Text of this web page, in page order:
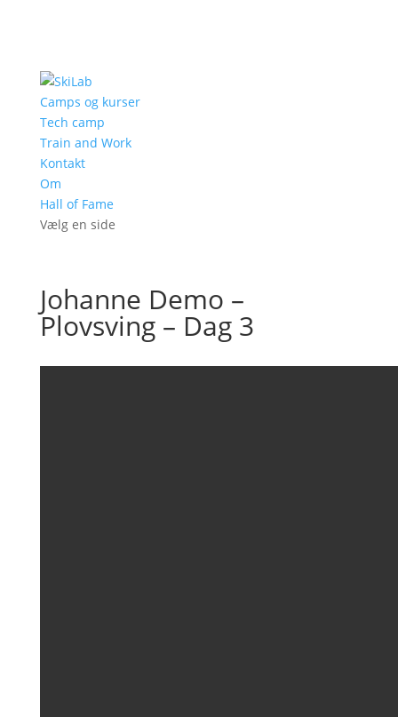
Camps og kurser
Tech camp
Train and Work
Kontakt
Om
Hall of Fame
Vælg en side
Johanne Demo –
Plovsving – Dag 3